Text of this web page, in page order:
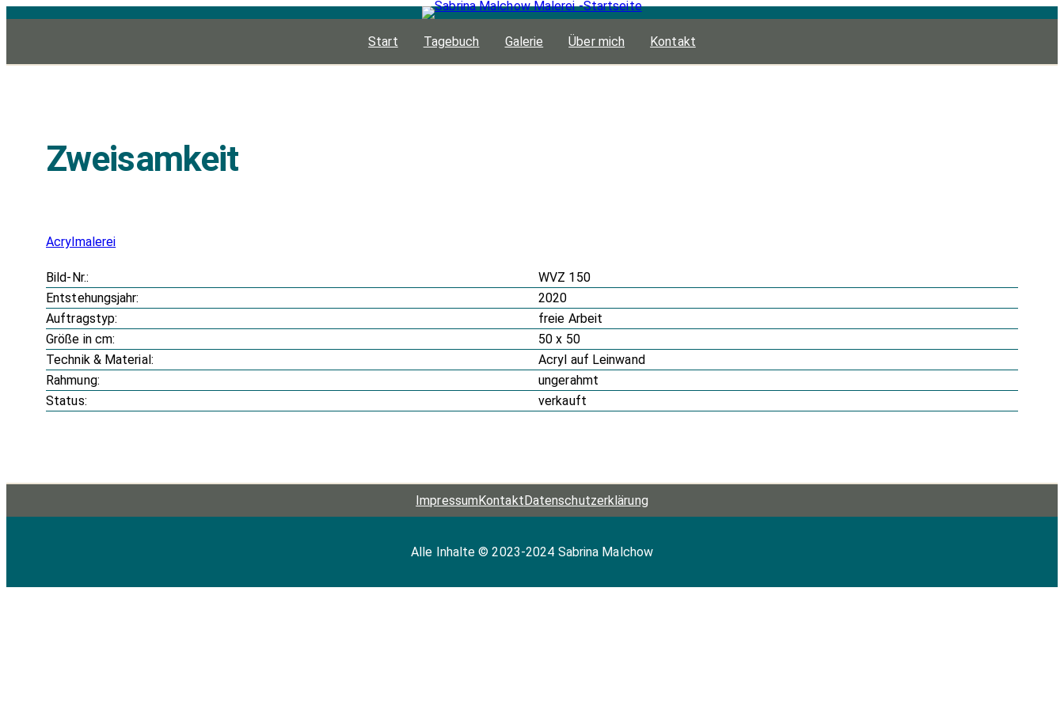
Zum
Start Tagebuch Galerie Über mich Kontakt
Zweisamkeit
Acrylmalerei
Bild-Nr.:
WVZ 150
Entstehungsjahr:
2020
Auftragstyp:
freie Arbeit
Größe in cm:
50 x 50
Technik & Material:
Acryl auf Leinwand
Rahmung:
ungerahmt
Status:
verkauft
ImpressumKontaktDatenschutz­erklärung
Alle Inhalte © 2023-2024 Sabrina Malchow